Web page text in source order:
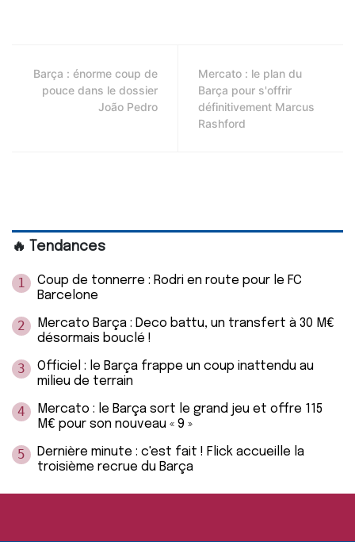
Barça : énorme coup de
pouce dans le dossier
João Pedro
Mercato : le plan du
Barça pour s'offrir
définitivement Marcus
Rashford
🔥 Tendances
1
Coup de tonnerre : Rodri en route pour le FC
Barcelone
2
Mercato Barça : Deco battu, un transfert à 30 M€
désormais bouclé !
3
Officiel : le Barça frappe un coup inattendu au
milieu de terrain
4
Mercato : le Barça sort le grand jeu et offre 115
M€ pour son nouveau « 9 »
5
Dernière minute : c'est fait ! Flick accueille la
troisième recrue du Barça